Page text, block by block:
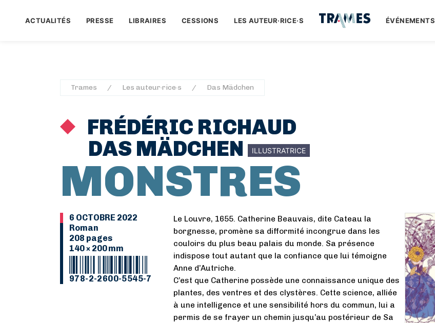
ACTUALITÉS PRESSE LIBRAIRES CESSIONS LES AUTEUR·RICE·S ÉVÉNEMENTS
Trames Les auteur·rice·s Das Mädchen
FRÉDÉRIC RICHAUD
DAS MÄDCHEN
ILLUSTRATRICE
MONSTRES
6 OCTOBRE 2022
Roman
208 pages
140 × 200 mm
978-2-2600-5545-7
Le Louvre, 1655. Catherine Beauvais, dite Cateau la
borgnesse, promène sa difformité incongrue dans les
couloirs du plus beau palais du monde. Sa présence
indispose tout autant que la confiance que lui témoigne
Anne d’Autriche.
C’est que Catherine possède une connaissance unique des
plantes, des ventres et des clystères. Cette science, alliée
à une intelligence et une sensibilité hors du commun, lui a
permis de se frayer un chemin jusqu’au postérieur de Sa